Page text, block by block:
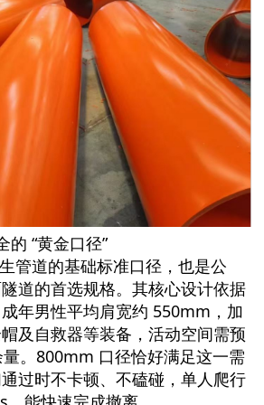
“黄金口径”
管道的基础标准口径，也是公
道的首选规格。其核心设计依据
年男性平均肩宽约 550mm，加
及自救器等装备，活动空间需预
。800mm 口径恰好满足这一需
过时不卡顿、不磕碰，单人爬行